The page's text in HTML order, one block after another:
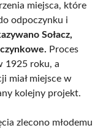
miejsca, które
odpoczynku i
Sołacz,
Proces
1925 roku, a
miał miejsce w
kolejny projekt.
zlecono młodemu